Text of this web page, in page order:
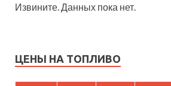
Извините. Данных пока нет.
ЦЕНЫ НА ТОПЛИВО